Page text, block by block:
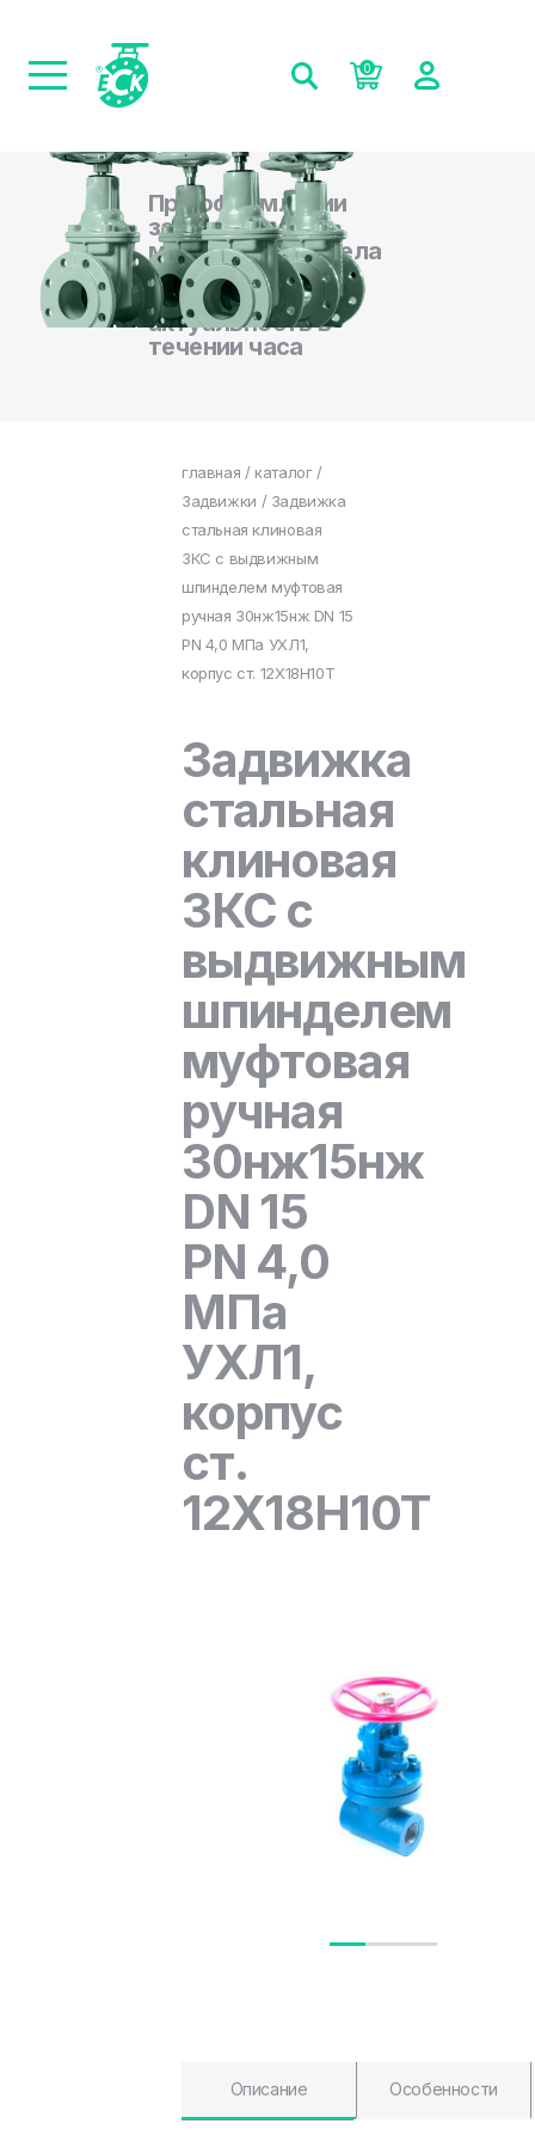
0
При оформлении
заказа на сайте,
менеджеры отдела
продаж
подтверждают
актуальность в
течении часа
главная / каталог/
Задвижки / Задвижка
стальная клиновая
ЗКС с выдвижным
шпинделем муфтовая
ручная 30нж15нж DN 15
PN 4,0 МПа УХЛ1,
корпус ст. 12Х18Н10Т
Задвижка
стальная
клиновая
ЗКС с
выдвижным
шпинделем
муфтовая
ручная
30нж15нж
DN 15
PN 4,0
МПа
УХЛ1,
корпус
ст.
12Х18Н10Т
Описание Особенности